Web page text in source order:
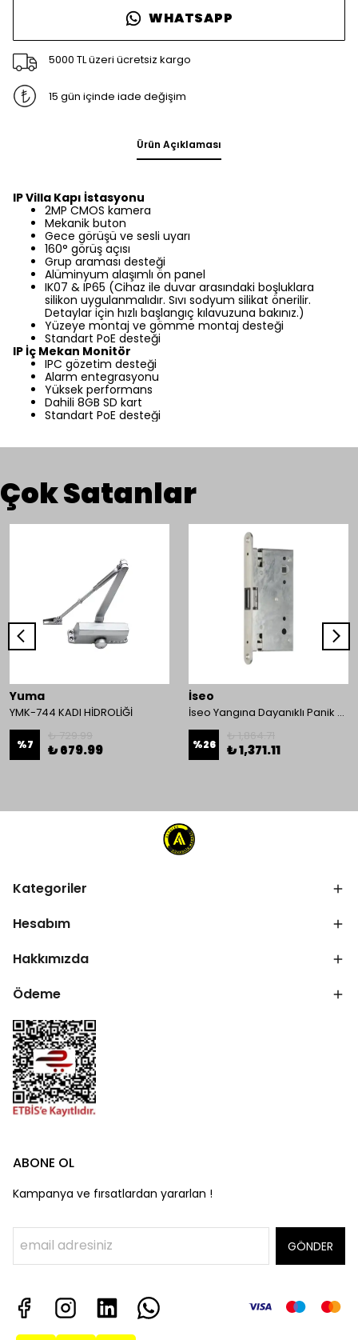
WHATSAPP
5000 TL üzeri ücretsiz kargo
15 gün içinde iade değişim
Ürün Açıklaması
IP Villa Kapı İstasyonu
2MP CMOS kamera
Mekanik buton
Gece görüşü ve sesli uyarı
160° görüş açısı
Grup araması desteği
Alüminyum alaşımlı ön panel
IK07 & IP65 (Cihaz ile duvar arasındaki boşluklara
silikon uygulanmalıdır. Sıvı sodyum silikat önerilir.
Detaylar için hızlı başlangıç kılavuzuna bakınız.)
Yüzeye montaj ve gömme montaj desteği
Standart PoE desteği
IP İç Mekan Monitör
IPC gözetim desteği
Alarm entegrasyonu
Yüksek performans
Dahili 8GB SD kart
Standart PoE desteği
Çok Satanlar
Yuma
YMK-744 KADI HİDROLİĞİ
%7 ₺ 679.99
İseo
İseo Yangına Dayanıklı Panik Fonksiyonlu Pasif Kanat İçin Gömme Kilit
%26 ₺ 1,371.11
Kategoriler
Hesabım
Hakkımızda
Ödeme
ABONE OL
Kampanya ve fırsatlardan yararlan !
GÖNDER